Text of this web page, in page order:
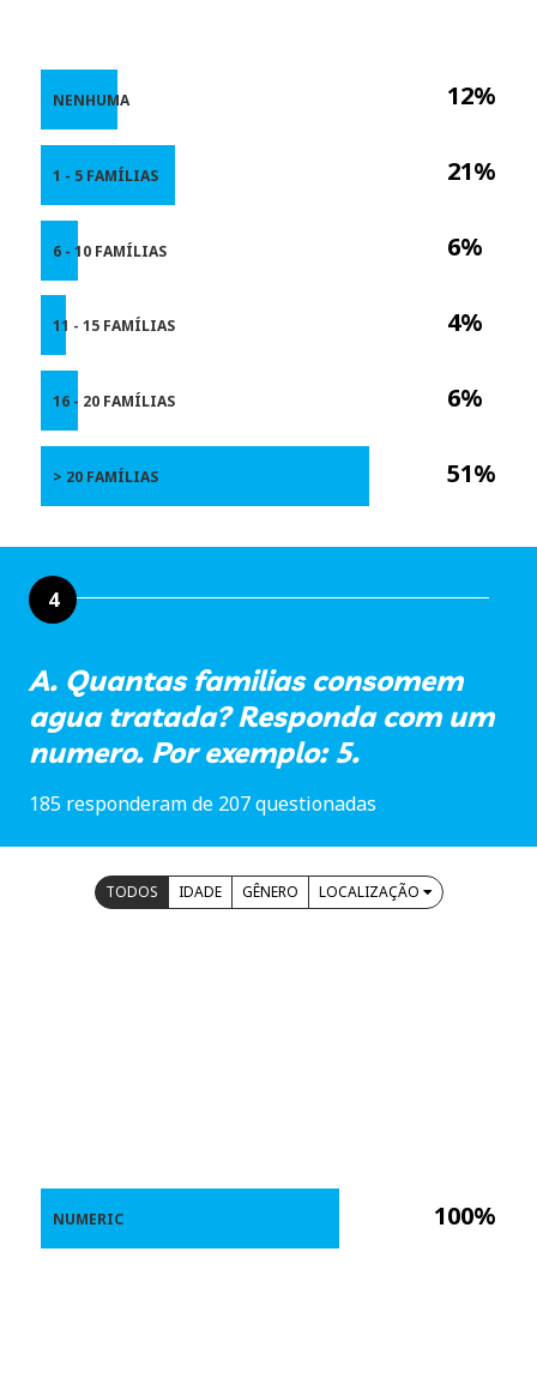
12%
21%
6%
4%
6%
51%
NENHUMA
1 - 5 FAMÍLIAS
6 - 10 FAMÍLIAS
11 - 15 FAMÍLIAS
16 - 20 FAMÍLIAS
> 20 FAMÍLIAS
4
A. Quantas familias consomem
agua tratada? Responda com um
numero. Por exemplo: 5.
185 responderam de 207 questionadas
TODOS IDADE GÊNERO LOCALIZAÇÃO
100%
NUMERIC